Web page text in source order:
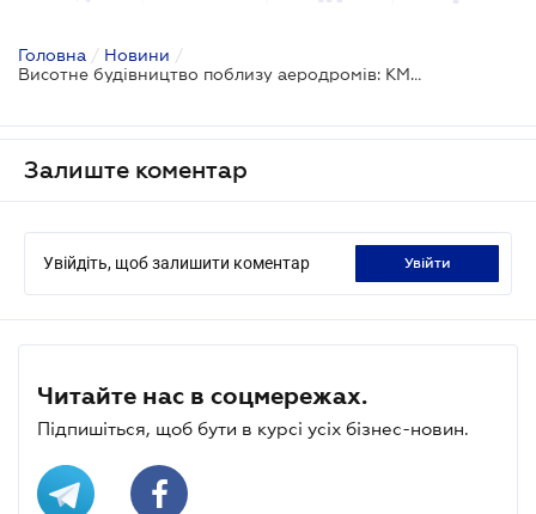
Головна / Новини /
Висотне будівництво поблизу аеродромів: КМУ адаптував правила до воєнного часу
Залиште коментар
Увійдіть, щоб залишити коментар увійти
Читайте нас в соцмережах.
Підпишіться, щоб бути в курсі усіх бізнес-новин.